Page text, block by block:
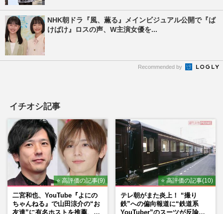
NHK朝ドラ『風、薫る』メインビジュアル公開で『ば
けばけ』ロスの声、W主演女優を...
Recommended by
イチオシ記事
⭐ 高評価の記事(9)
二宮和也、YouTube『よにの
ちゃんねる』で山田涼介の“お
友達”に有名ホストを推薦、歌
⭐ 高評価の記事(10)
テレ朝がまた炎上！ “撮り
鉄”への偏向報道に“鉄道系
YouTuber”のスーツが反論